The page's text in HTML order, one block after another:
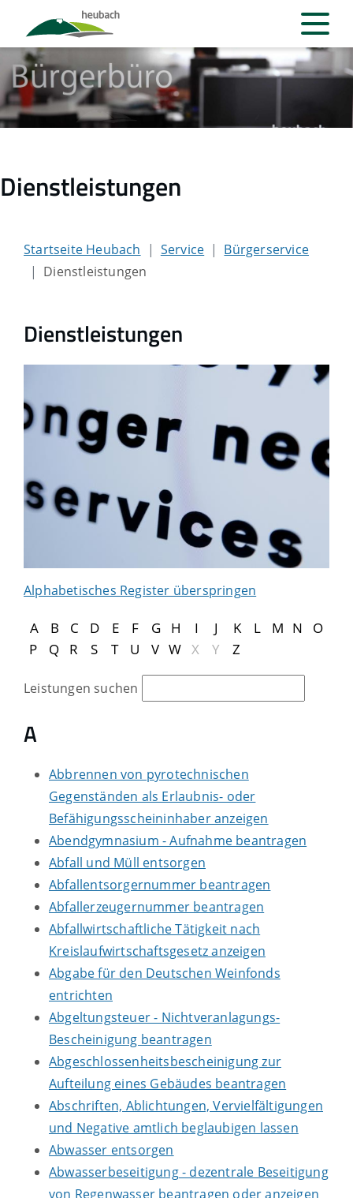
Dienstleistungen
Startseite Heubach Service
Bürgerservice
Dienstleistungen
Dienstleistungen
Alphabetisches Register überspringen
A B C D E F G H I J K L M N
O
P
Q R S T U V W X Y Z
Leistungen suchen
A
Abbrennen von pyrotechnischen
Gegenständen als Erlaubnis- oder
Befähigungsscheininhaber anzeigen
Abendgymnasium - Aufnahme beantragen
Abfall und Müll entsorgen
Abfallentsorgernummer beantragen
Abfallerzeugernummer beantragen
Abfallwirtschaftliche Tätigkeit nach
Kreislaufwirtschaftsgesetz anzeigen
Abgabe für den Deutschen Weinfonds
entrichten
Abgeltungsteuer - Nichtveranlagungs-
Bescheinigung beantragen
Abgeschlossenheitsbescheinigung zur
Aufteilung eines Gebäudes beantragen
Abschriften, Ablichtungen, Vervielfältigungen
und Negative amtlich beglaubigen lassen
Abwasser entsorgen
Abwasserbeseitigung - dezentrale Beseitigung
von Regenwasser beantragen oder anzeigen